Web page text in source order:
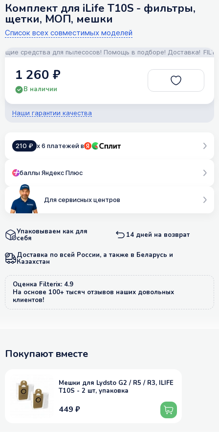
Комплект для iLife T10S - фильтры,
щетки, МОП, мешки
Список всех совместимых моделей
средства для пылесосов! Помощь в подборе! Доставка!
1 260 ₽
В наличии
Наши гарантии качества
210 ₽ x 6 платежей в
баллы Яндекс Плюс
Для сервисных центров
Упаковываем как для
себя 14 дней на возврат
Доставка по всей России, а также в Беларусь и
Казахстан
Оценка Filterix: 4.9
На основе 100+ тысяч отзывов наших довольных
клиентов!
Покупают вместе
Мешки для Lydsto G2 / R5 / R3, ILIFE
T10S - 2 шт, упаковка
449 ₽